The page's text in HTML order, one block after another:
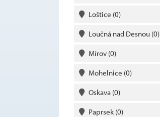
Loštice (0)
Loučná nad Desnou (0)
Mírov (0)
Mohelnice (0)
Oskava (0)
Paprsek (0)